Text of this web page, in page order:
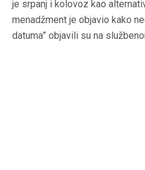
je srpanj i kolovoz kao
menadžment je objavio kako
datuma” objavili su na